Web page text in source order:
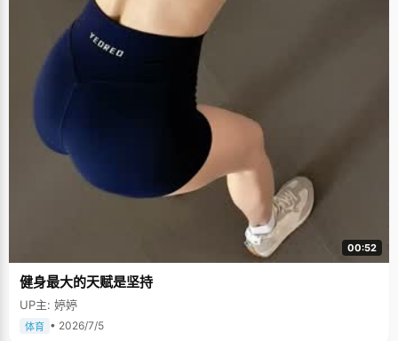
00:52
健身最大的天赋是坚持
UP主: 婷婷
体育 • 2026/7/5